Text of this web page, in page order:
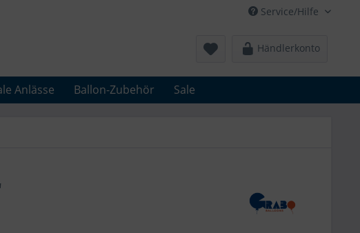
Service/Hilfe
Händlerkonto
Anlässe Ballon-Zubehör Sale